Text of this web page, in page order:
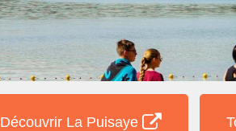
Découvrir La Puisaye